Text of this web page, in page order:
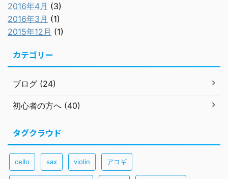
2016年4月 (3)
2016年3月 (1)
2015年12月 (1)
カテゴリー
ブログ (24)
初心者の方へ (40)
タグクラウド
cello sax violin アコギ